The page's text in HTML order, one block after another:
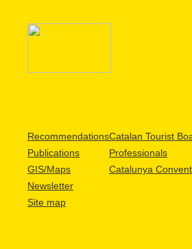
Recommendations
Publications
GIS/Maps
Newsletter
Site map
Catalan Tourist
Professionals
Catalunya